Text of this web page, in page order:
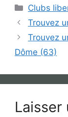
Clubs
Trouvez
Trouvez
Dôme (63)
Laisser